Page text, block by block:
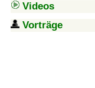
Videos
Vorträge